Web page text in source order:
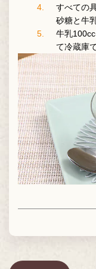
すべての
砂糖と牛
牛乳
て冷蔵庫